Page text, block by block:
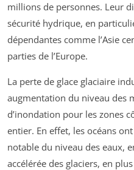
millions de personnes. Leur
sécurité hydrique, en
dépendantes comme l’Asie
parties de l’Europe.
La perte de glace glaciaire
augmentation du niveau des
d’inondation pour les zones
entier. En effet, les océans
notable du niveau des eaux,
accélérée des glaciers, en